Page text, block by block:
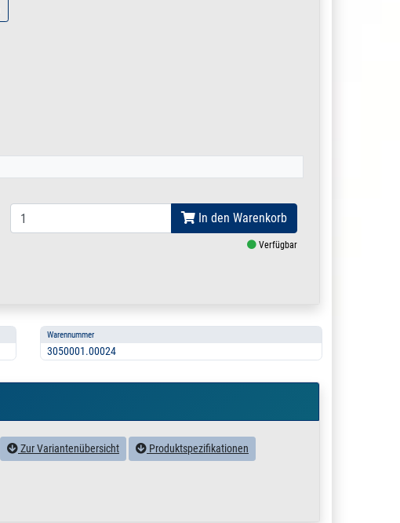
In den Warenkorb
Verfügbar
Warennummer
3050001.00024
Zur Variantenübersicht Produktspezifikationen